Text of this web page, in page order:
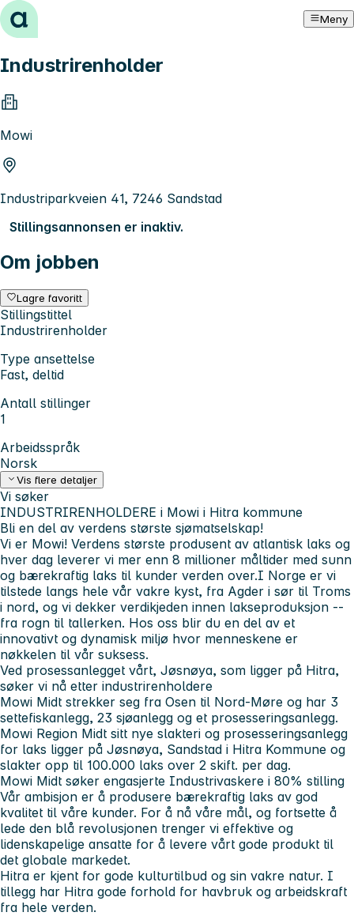
Hopp til innhold Meny
Industrirenholder
Mowi
Industriparkveien 41, 7246 Sandstad
Stillingsannonsen er inaktiv.
Om jobben
Lagre favoritt
Stillingstittel
Industrirenholder
Type ansettelse
Fast, deltid
Antall stillinger
1
Arbeidsspråk
Norsk
Vis flere detaljer
Vi søker
INDUSTRIRENHOLDERE i Mowi i Hitra kommune
Bli en del av verdens største sjømatselskap!
Vi er Mowi! Verdens største produsent av atlantisk laks og
hver dag leverer vi mer enn 8 millioner måltider med sunn
og bærekraftig laks til kunder verden over.I Norge er vi
tilstede langs hele vår vakre kyst, fra Agder i sør til Troms
i nord, og vi dekker verdikjeden innen lakseproduksjon --
fra rogn til tallerken. Hos oss blir du en del av et
innovativt og dynamisk miljø hvor menneskene er
nøkkelen til vår suksess.
Ved prosessanlegget vårt, Jøsnøya, som ligger på Hitra,
søker vi nå etter industrirenholdere
Mowi Midt strekker seg fra Osen til Nord-Møre og har 3
settefiskanlegg, 23 sjøanlegg og et prosesseringsanlegg.
Mowi Region Midt sitt nye slakteri og prosesseringsanlegg
for laks ligger på Jøsnøya, Sandstad i Hitra Kommune og
slakter opp til 100.000 laks over 2 skift. per dag.
Mowi Midt søker engasjerte Industrivaskere i 80% stilling
Vår ambisjon er å produsere bærekraftig laks av god
kvalitet til våre kunder. For å nå våre mål, og fortsette å
lede den blå revolusjonen trenger vi effektive og
lidenskapelige ansatte for å levere vårt gode produkt til
det globale markedet.
Hitra er kjent for gode kulturtilbud og sin vakre natur. I
tillegg har Hitra gode forhold for havbruk og arbeidskraft
fra hele verden.